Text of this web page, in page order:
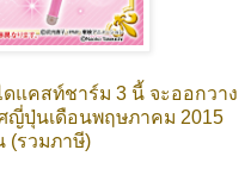
แคสท์ชาร์ม 3 นี้ จะออกวาง
ญี่ปุ่นเดือนพฤษภาคม 2015
(รวมภาษี)